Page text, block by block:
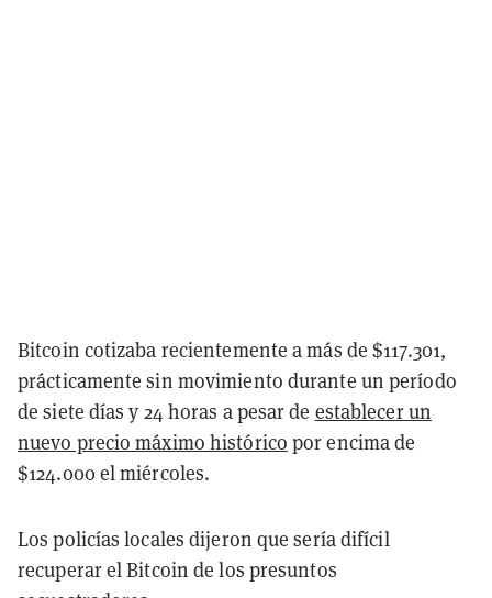
Bitcoin cotizaba recientemente a más de $117.301,
prácticamente sin movimiento durante un período
de siete días y 24 horas a pesar de establecer un
nuevo precio máximo histórico por encima de
$124.000 el miércoles.
Los policías locales dijeron que sería difícil
recuperar el Bitcoin de los presuntos